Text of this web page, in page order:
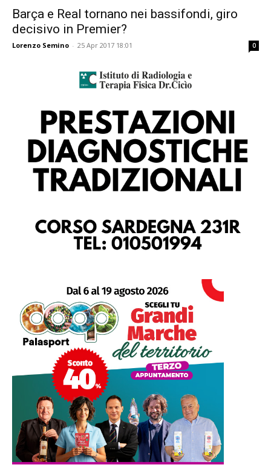
Barça e Real tornano nei bassifondi, giro
decisivo in Premier?
Lorenzo Semino - 25 Apr 2017 18:01 0